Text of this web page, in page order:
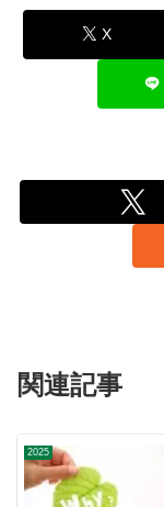
X
関連記事
2025